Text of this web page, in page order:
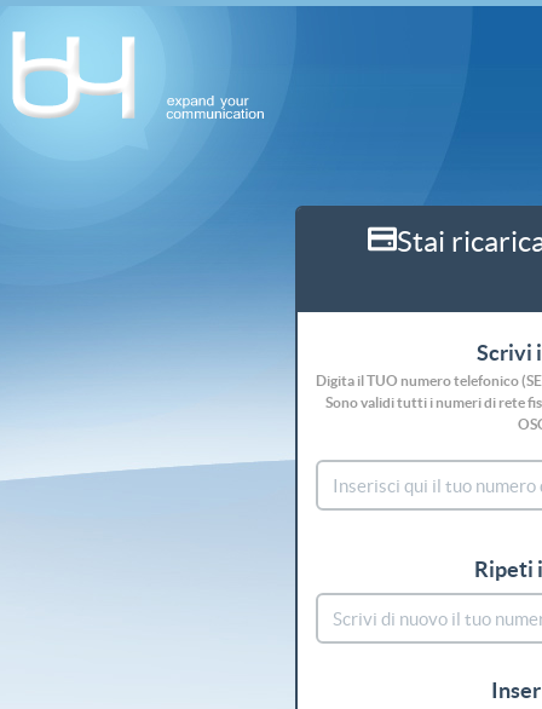
Stai
Scrivi
Digita il TUO numero telefonico
Sono validi tutti i numeri di rete
Ripeti